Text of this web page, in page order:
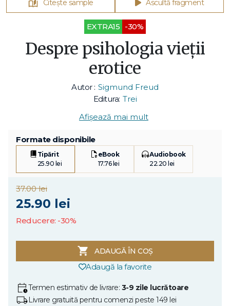
Citește sample Ascultă fragment
EXTRA15 -30%
Despre psihologia vieții
erotice
Autor : Sigmund Freud
Editura: Trei
Afișează mai mult
Formate disponibile
Tipărit
25.90 lei
eBook
17.76 lei
Audiobook
22.20 lei
37.00 lei
25.90 lei
Reducere: -30%
ADAUGĂ ÎN COȘ
Adaugă la favorite
Termen estimativ de livrare: 3-9 zile lucrătoare
Livrare gratuită pentru comenzi peste 149 lei